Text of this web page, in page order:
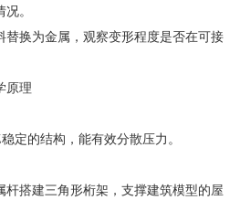
。
换为金属，观察变形程度是否在可接
原理
的结构，能有效分散压力。
搭建三角形桁架，支撑建筑模型的屋